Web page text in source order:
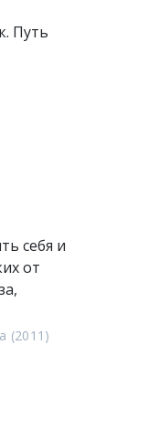
Путь
себя и
от
(2011)